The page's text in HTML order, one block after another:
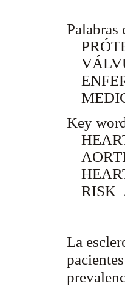
Palabras
Key
RISK
La